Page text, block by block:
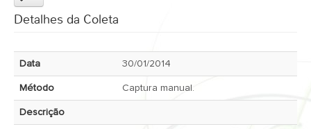
Atlas 2.1
Estatísticas
Sobre o Sinbiota
Detalhes da Coleta
Data 30/01/2014
Método Captura manual.
Descrição